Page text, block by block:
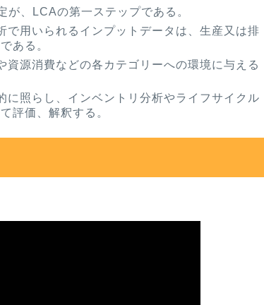
が、
LCAの第一ステップである。
で用いられるインプットデータは、生産又は排
ある。
資源消費などの各カテゴリーへの環境に与える
に照らし、インベントリ分析やライフサイクル
評価、解釈する。